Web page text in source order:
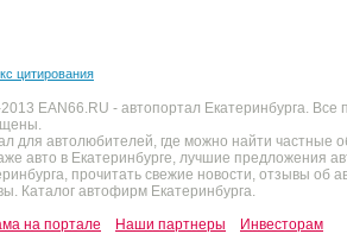
EAN66.RU - автопортал Екатеринбурга. Все
для автолюбителей, где можно найти частные
авто в Екатеринбурге, лучшие предложения
прочитать свежие новости, отзывы об
Каталог автофирм Екатеринбурга.
на портале
Наши партнеры Инвесторам